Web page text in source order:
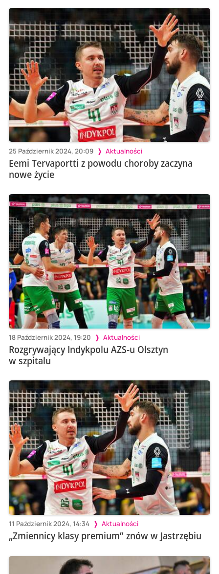
25 Październik 2024, 20:09 Aktualności
Eemi Tervaportti z powodu choroby zaczyna
nowe życie
18 Październik 2024, 19:20 Aktualności
Rozgrywający Indykpolu AZS-u Olsztyn
w szpitalu
11 Październik 2024, 14:34 Aktualności
„Zmiennicy klasy premium” znów w Jastrzębiu